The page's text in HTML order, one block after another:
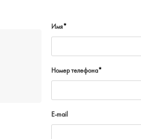
Имя*
Номер телефона*
E-mail